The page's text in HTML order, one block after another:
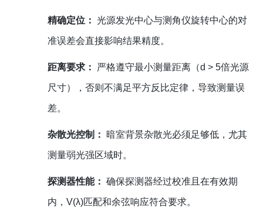
精确定位： 光源发光中心与测角仪旋转中心的对
准误差会直接影响结果精度。
距离要求： 严格遵守最小测量距离（d > 5倍光源
尺寸），否则不满足平方反比定律，导致测量误
差。
杂散光控制： 暗室背景杂散光必须足够低，尤其
测量弱光强区域时。
探测器性能： 确保探测器经过校准且在有效期
内，V(λ)匹配和余弦响应符合要求。